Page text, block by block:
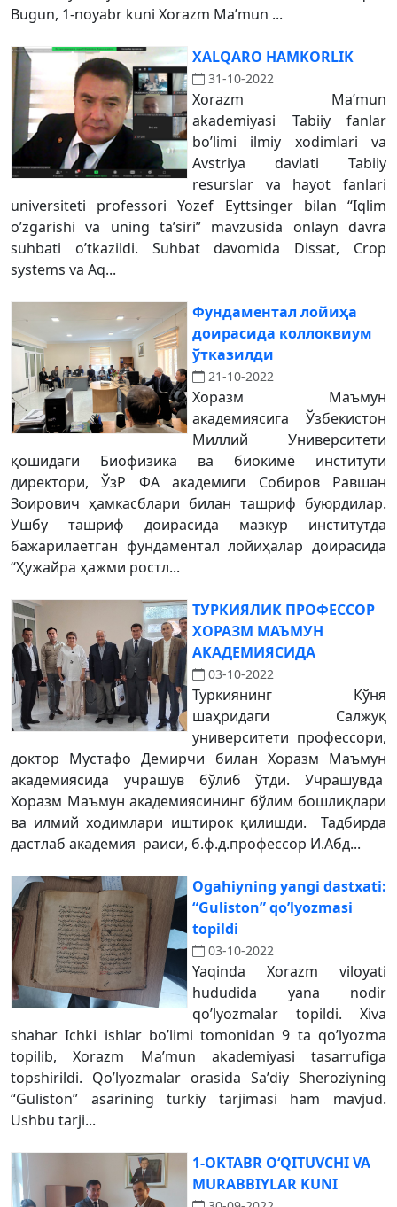
Bugun, 1-noyabr kuni Xorazm Maʼmun ...
XALQARO HAMKORLIK
31-10-2022
Xorazm Maʼmun
akademiyasi Tabiiy fanlar
boʼlimi ilmiy xodimlari va
Аvstriya davlati Tabiiy
resurslar va hayot fanlari
universiteti professori Yozef Eyttsinger bilan “Iqlim
oʼzgarishi va uning taʼsiri” mavzusida onlayn davra
suhbati oʼtkazildi. Suhbat davomida Dissat, Crop
systems va Aq...
Фундаментал лойиҳа
доирасида коллоквиум
ўтказилди
21-10-2022
Хоразм Маъмун
академиясига Ўзбекистон
Миллий Университети
қошидаги Биофизика ва биокимё институти
директори, ЎзР ФА академиги Собиров Равшан
Зоирович ҳамкасблари билан ташриф буюрдилар.
Ушбу ташриф доирасида мазкур институтда
бажарилаётган фундаментал лойиҳалар доирасида
“Ҳужайра ҳажми ростл...
ТУРКИЯЛИК ПРОФЕССОР
ХОРАЗМ МАЪМУН
АКАДЕМИЯСИДА
03-10-2022
Туркиянинг Кўня
шаҳридаги Салжуқ
университети профессори,
доктор Мустафо Демирчи билан Хоразм Маъмун
академиясида учрашув бўлиб ўтди. Учрашувда
Хоразм Маъмун академиясининг бўлим бошлиқлари
ва илмий ходимлари иштирок қилишди. Тадбирда
дастлаб академия раиси, б.ф.д.профессор И.Абд...
Ogahiyning yangi dastxati:
“Guliston” qoʼlyozmasi
topildi
03-10-2022
Yaqinda Xorazm viloyati
hududida yana nodir
qoʼlyozmalar topildi. Xiva
shahar Ichki ishlar boʼlimi tomonidan 9 ta qoʼlyozma
topilib, Xorazm Maʼmun akademiyasi tasarrufiga
topshirildi. Qoʼlyozmalar orasida Saʼdiy Sheroziyning
“Guliston” asarining turkiy tarjimasi ham mavjud.
Ushbu tarji...
1-OKTABR O‘QITUVCHI VA
MURABBIYLAR KUNI